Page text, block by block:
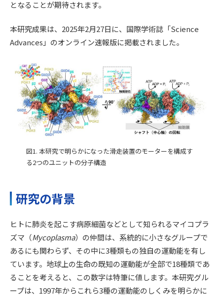
となることが期待されます。
本研究成果は、2025年2月27日に、国際学術誌「Science
Advances」のオンライン速報版に掲載されました。
図1. 本研究で明らかになった滑走装置のモーターを構成す
る2つのユニットの分子構造
研究の背景
ヒトに肺炎を起こす病原細菌などとして知られるマイコプラ
ズマ（Mycoplasma）の仲間は、系統的に小さなグループで
あるにも関わらず、その中に3種類もの独自の運動能を有し
ています。地球上の生命の既知の運動能が全部で18種類であ
ることを考えると、この数字は特筆に値します。本研究グル
ープは、1997年からこれら3種の運動能のしくみを明らかに